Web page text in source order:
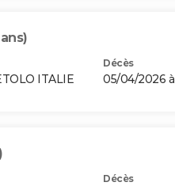
ITALIE
Décès
05/04/2026 à
Décès